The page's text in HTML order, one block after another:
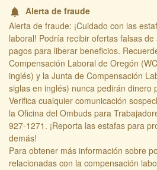
notifications Alerta de fraude
Alerta de fraude: ¡Cuidado con las
laboral! Podría recibir ofertas falsas
pagos para liberar beneficios.
Compensación Laboral de Oregón
inglés) y la Junta de Compensación
siglas en inglés) nunca pedirán dinero
Verifica cualquier comunicación
la Oficina del Ombuds para
927-1271. ¡Reporta las estafas para
demás!​
​Para obtener más información sobre
relacionadas con la compensación